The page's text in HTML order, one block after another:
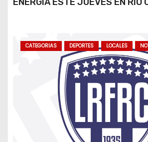
CATEGORIAS DEPORTES LOCALES